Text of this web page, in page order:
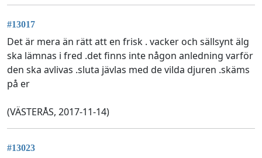
#13017
Det är mera än rätt att en frisk . vacker och sällsynt älg
ska lämnas i fred .det finns inte någon anledning varför
den ska avlivas .sluta jävlas med de vilda djuren .skäms
på er
(VÄSTERÅS, 2017-11-14)
#13023